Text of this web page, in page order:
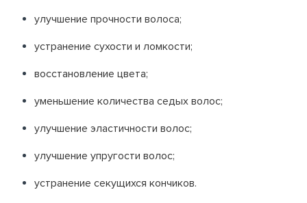
улучшение прочности волоса;
устранение сухости и ломкости;
восстановление цвета;
уменьшение количества седых волос;
улучшение эластичности волос;
улучшение упругости волос;
устранение секущихся кончиков.